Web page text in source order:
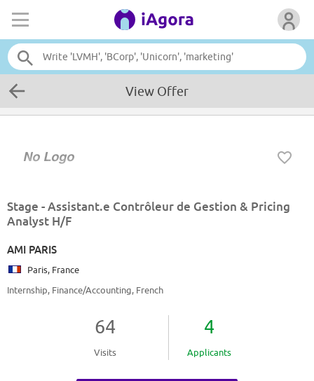
View Offer
Stage - Assistant.e Contrôleur de Gestion & Pricing
Analyst H/F
AMI PARIS
Paris, France
Internship, Finance/Accounting, French
64
Visits
4
Applicants